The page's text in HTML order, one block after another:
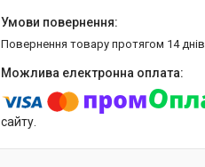
повернення товару протягом 14 днів
сайту.